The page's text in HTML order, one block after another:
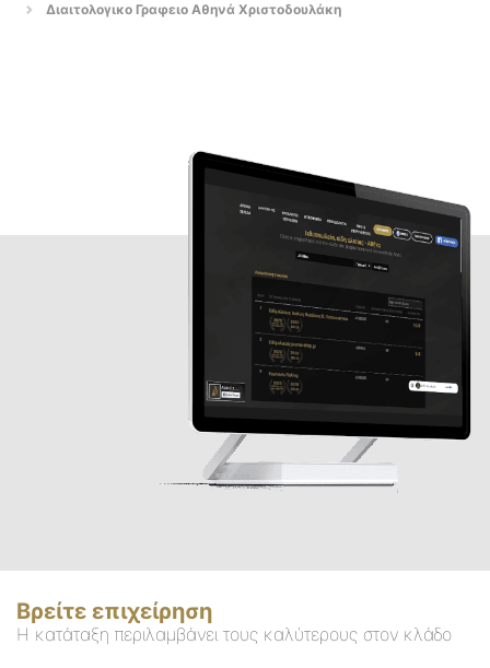
Διαιτολογικο Γραφειο Αθηνά Χριστοδουλάκη
Βρείτε επιχείρηση
Η κατάταξη περιλαμβάνει τους καλύτερους στον κλάδο